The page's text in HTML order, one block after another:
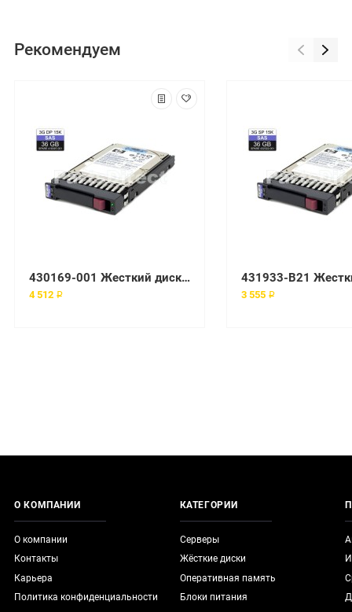
Рекомендуем
430169-001 Жесткий диск HP 36-GB 3G 15K 2.5 SP SAS HDD
4 512 ₽ 3 555 ₽
О КОМПАНИИ
О компании
Контакты
Карьера
Политика конфиденциальности
КАТЕГОРИИ
Серверы
Жёсткие диски
Оперативная память
Блоки питания